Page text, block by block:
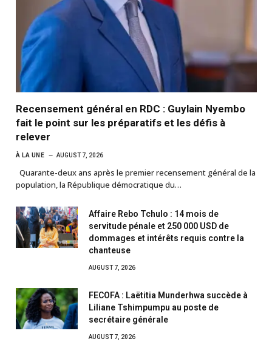
Recensement général en RDC : Guylain Nyembo
fait le point sur les préparatifs et les défis à
relever
À LA UNE AUGUST 7, 2026
Quarante-deux ans après le premier recensement général de la
population, la République démocratique du…
Affaire Rebo Tchulo : 14 mois de
servitude pénale et 250 000 USD de
dommages et intérêts requis contre la
chanteuse
AUGUST 7, 2026
FECOFA : Laëtitia Munderhwa succède à
Liliane Tshimpumpu au poste de
secrétaire générale
AUGUST 7, 2026